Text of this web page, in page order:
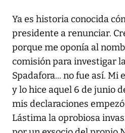
Ya es historia conocida
presidente a renunciar.
porque me oponía al
comisión para investigar
Spadafora... no fue así.
y lo hice aquel 6 de junio
mis declaraciones
Lástima la oprobiosa